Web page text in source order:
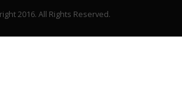
2016. All Rights Reserved.